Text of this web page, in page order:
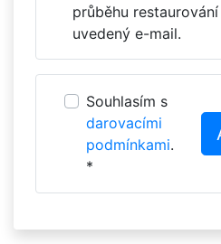
průběhu
uvedený e-mail.
Souhlasím s
darovacími
podmínkami.
*